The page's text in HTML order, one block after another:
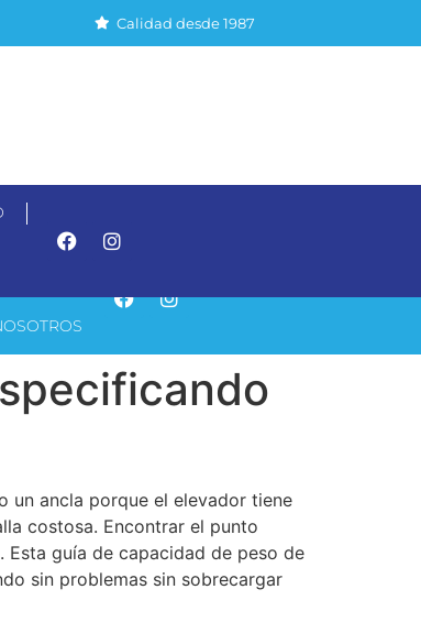
Calidad desde 1987
un ancla porque el elevador tiene
costosa. Encontrar el punto
guía de capacidad de peso de
sin problemas sin sobrecargar